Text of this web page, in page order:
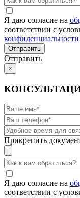
Я даю согласие на
соответствии с
конфиденциальности
Отправить
×
Прикрепить
Я даю согласие на
соответствии с